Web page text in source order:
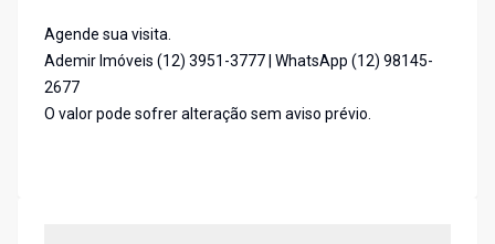
Agende sua visita.
Ademir Imóveis (12) 3951-3777 | WhatsApp (12) 98145-
2677
O valor pode sofrer alteração sem aviso prévio.